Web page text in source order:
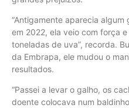
“Antigamente aparecia
em 2022, ela veio com força
toneladas de uva”, recorda.
da Embrapa, ele mudou o
resultados.
“Passei a levar o galho, os
doente colocava num